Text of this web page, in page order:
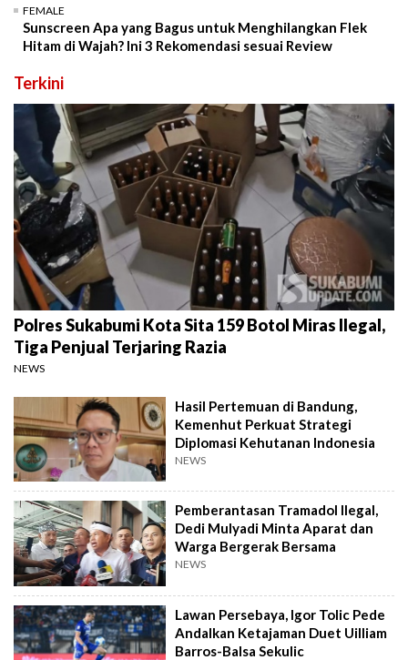
FEMALE
Sunscreen Apa yang Bagus untuk Menghilangkan Flek
Hitam di Wajah? Ini 3 Rekomendasi sesuai Review
Terkini
Polres Sukabumi Kota Sita 159 Botol Miras Ilegal,
Tiga Penjual Terjaring Razia
NEWS
Hasil Pertemuan di Bandung,
Kemenhut Perkuat Strategi
Diplomasi Kehutanan Indonesia
NEWS
Pemberantasan Tramadol Ilegal,
Dedi Mulyadi Minta Aparat dan
Warga Bergerak Bersama
NEWS
Lawan Persebaya, Igor Tolic Pede
Andalkan Ketajaman Duet Uilliam
Barros-Balsa Sekulic